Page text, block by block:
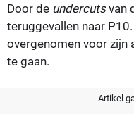
Door de undercutsvan
teruggevallen naar
overgenomen voor zijn
te gaan.
Artikel